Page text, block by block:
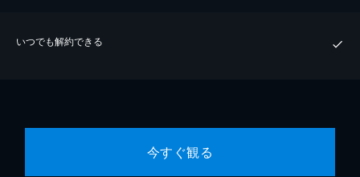
いつでも解約できる
今すぐ観る